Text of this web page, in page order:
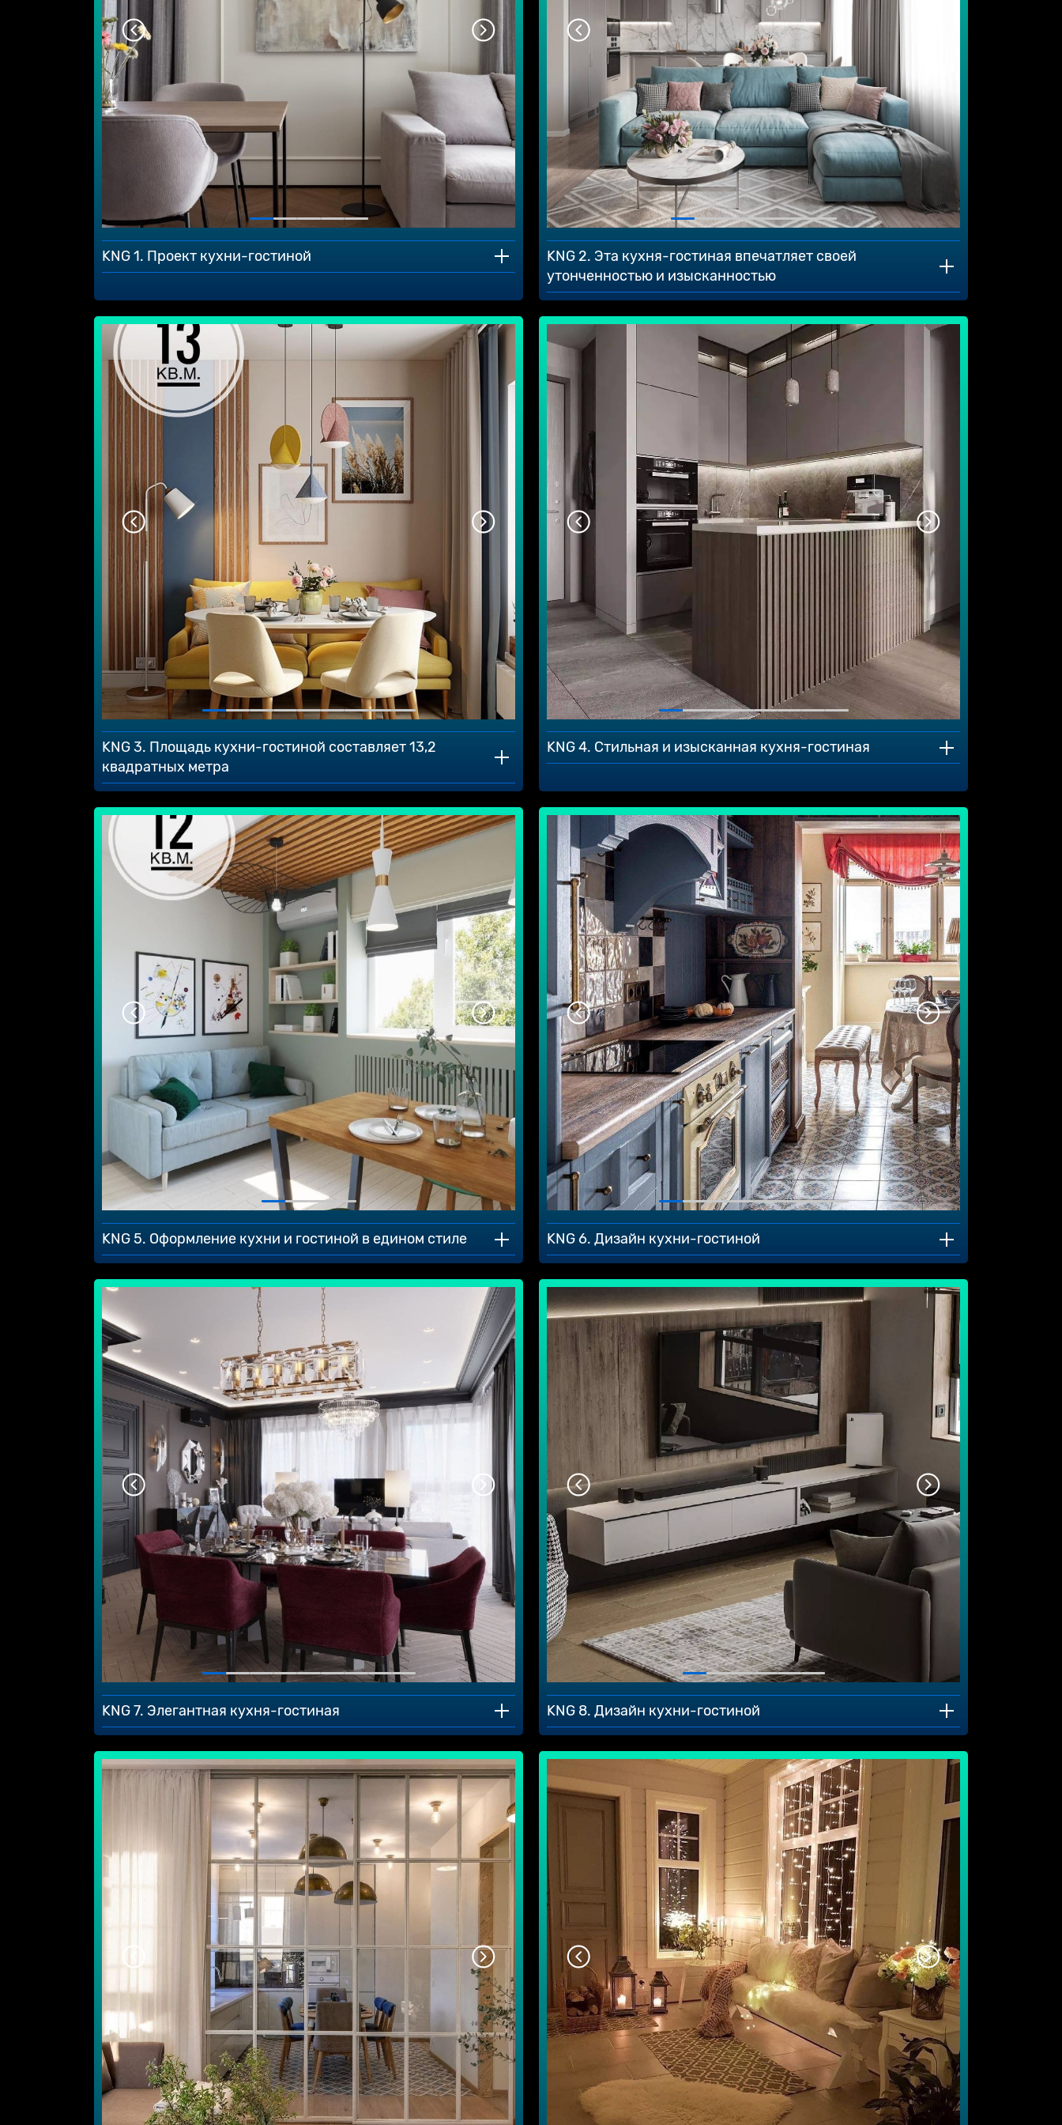
KNG 1. Проект кухни-гостиной
KNG 2. Эта кухня-гостиная впечатляет своей
утонченностью и изысканностью
KNG 3. Площадь кухни-гостиной составляет 13,2
квадратных метра
KNG 4. Стильная и изысканная кухня-гостиная
KNG 5. Оформление кухни и гостиной в едином стиле KNG 6. Дизайн кухни-гостиной
KNG 7. Элегантная кухня-гостиная KNG 8. Дизайн кухни-гостиной